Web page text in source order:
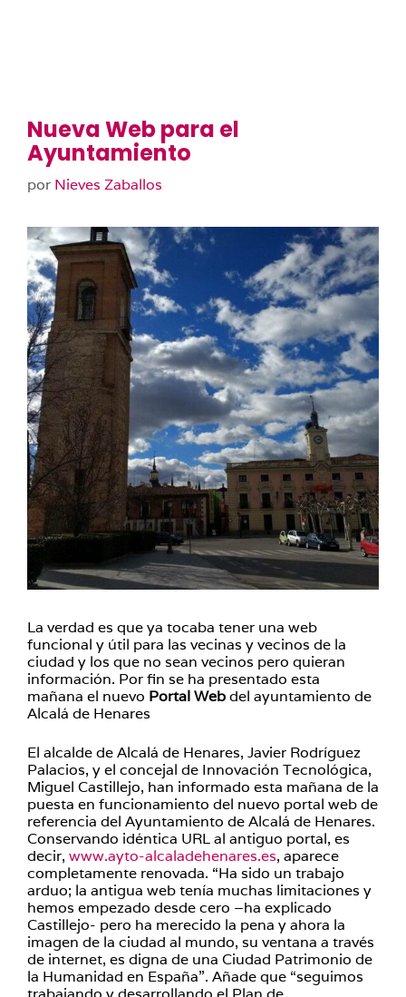
Nueva Web para el
Ayuntamiento
por Nieves Zaballos
La verdad es que ya tocaba tener una web
funcional y útil para las vecinas y vecinos de la
ciudad y los que no sean vecinos pero quieran
información. Por fin se ha presentado esta
mañana el nuevo Portal Webdel ayuntamiento de
Alcalá de Henares
El alcalde de Alcalá de Henares, Javier Rodríguez
Palacios, y el concejal de Innovación Tecnológica,
Miguel Castillejo, han informado esta mañana de la
puesta en funcionamiento del nuevo portal web de
referencia del Ayuntamiento de Alcalá de Henares.
Conservando idéntica URL al antiguo portal, es
decir, www.ayto-alcaladehenares.es, aparece
completamente renovada. “Ha sido un trabajo
arduo; la antigua web tenía muchas limitaciones y
hemos empezado desde cero –ha explicado
Castillejo- pero ha merecido la pena y ahora la
imagen de la ciudad al mundo, su ventana a través
de internet, es digna de una Ciudad Patrimonio de
la Humanidad en España”. Añade que “seguimos